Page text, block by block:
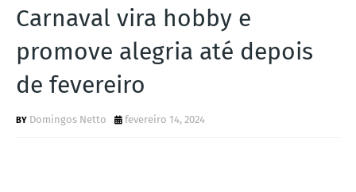
Carnaval vira hobby e
promove alegria até depois
de fevereiro
Domingos Netto fevereiro 14, 2024